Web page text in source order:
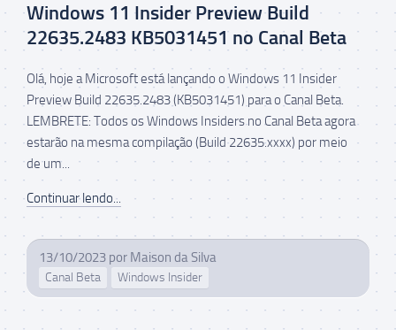
Windows 11 Insider Preview Build
22635.2483 KB5031451 no Canal Beta
Olá, hoje a Microsoft está lançando o Windows 11 Insider
Preview Build 22635.2483 (KB5031451) para o Canal Beta.
LEMBRETE: Todos os Windows Insiders no Canal Beta agora
estarão na mesma compilação (Build 22635.xxxx) por meio
de um...
Continuar lendo...
13/10/2023 por Maison da Silva
Canal Beta Windows Insider